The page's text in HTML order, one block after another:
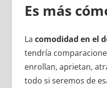
Es más
La comodidad en el
tendría
enrollan, aprietan,
todo si seremos de